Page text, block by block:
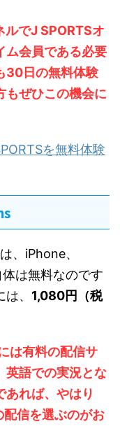
でJ SPORTSオ
ム会員である必要
30日の無料体験
もぜひこの機会に
を無料体験
、iPhone、
は無料なのです
、 1,080円（税
は有料の配信サ
英語での実況とな
あれば、やはり
信を選ぶのがお